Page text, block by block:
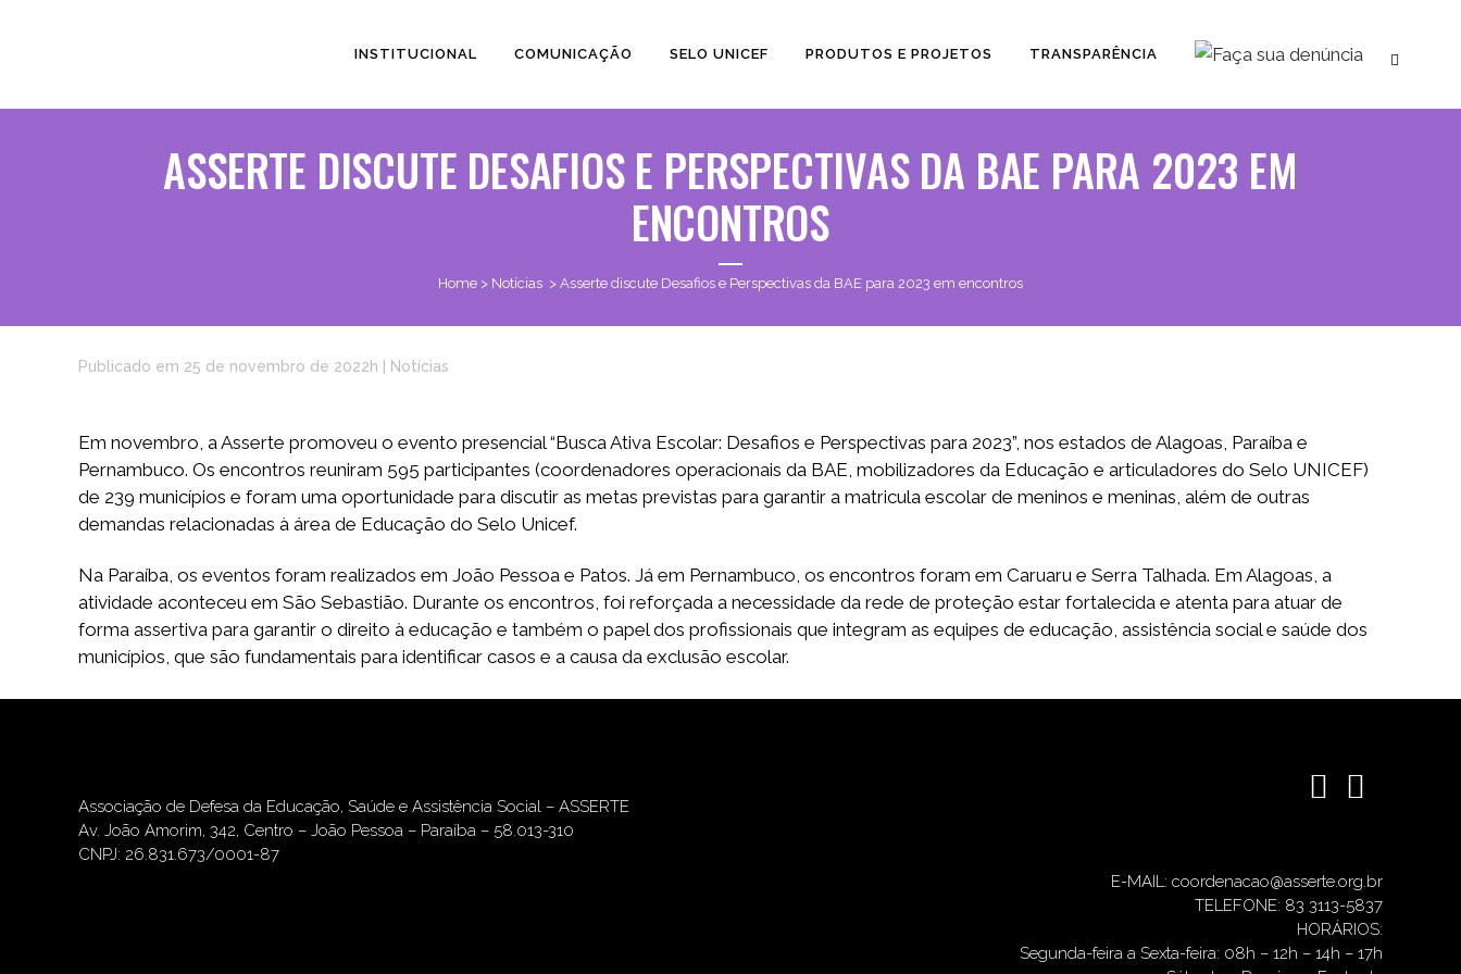
INSTITUCIONAL COMUNICAÇÃO SELO UNICEF PRODUTOS E PROJETOS TRANSPARÊNCIA
ASSERTE DISCUTE DESAFIOS E PERSPECTIVAS DA BAE PARA 2023 EM
ENCONTROS
Home > Notícias > Asserte discute Desafios e Perspectivas da BAE para 2023 em encontros
Publicado em 25 de novembro de 2022h Notícias
Em novembro, a Asserte promoveu o evento presencial “Busca Ativa Escolar: Desafios e Perspectivas para 2023”, nos estados de Alagoas, Paraíba e
Pernambuco. Os encontros reuniram 595 participantes (coordenadores operacionais da BAE, mobilizadores da Educação e articuladores do Selo UNICEF)
de 239 municípios e foram uma oportunidade para discutir as metas previstas para garantir a matricula escolar de meninos e meninas, além de outras
demandas relacionadas à área de Educação do Selo Unicef.
Na Paraíba, os eventos foram realizados em João Pessoa e Patos. Já em Pernambuco, os encontros foram em Caruaru e Serra Talhada. Em Alagoas, a
atividade aconteceu em São Sebastião. Durante os encontros, foi reforçada a necessidade da rede de proteção estar fortalecida e atenta para atuar de
forma assertiva para garantir o direito à educação e também o papel dos profissionais que integram as equipes de educação, assistência social e saúde dos
municípios, que são fundamentais para identificar casos e a causa da exclusão escolar.
Associação de Defesa da Educação, Saúde e Assistência Social – ASSERTE
Av. João Amorim, 342, Centro – João Pessoa – Paraíba – 58.013-310
CNPJ: 26.831.673/0001-87
E-MAIL: coordenacao@asserte.org.br
TELEFONE: 83 3113-5837
HORÁRIOS:
Segunda-feira a Sexta-feira: 08h – 12h – 14h – 17h